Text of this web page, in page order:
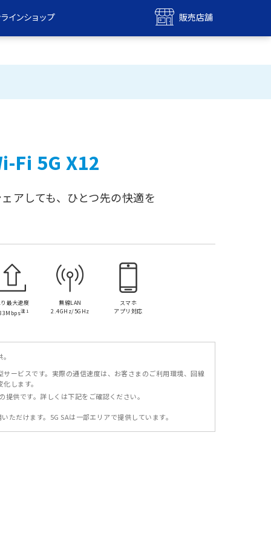
インショップ 販売店舗
ショップ
ショップ
販売店舗
販売店舗
Fi 5G X12
アしても、ひとつ先の快適を
最大速度
注1
無線LAN
2.4GHz/5GHz
スマホ
アプリ対応
サービスです。実際の通信速度は、お客さまのご利用環境、回線
します。
提供です。詳しくは下記をご確認ください。
ただけます。5G SAは一部エリアで提供しています。